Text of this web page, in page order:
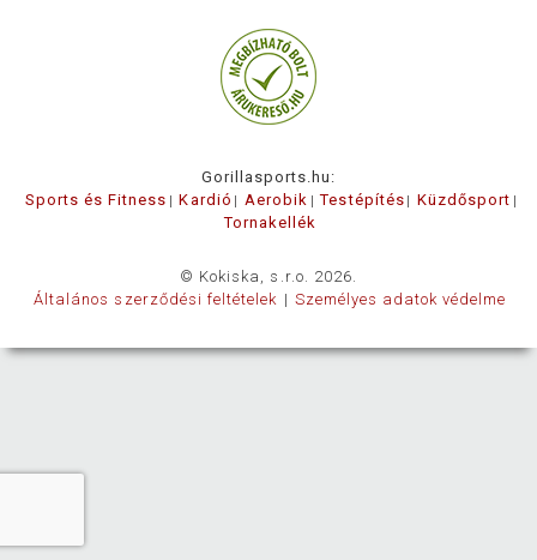
Gorillasports.hu:
Sports és Fitness
Kardió Aerobik Testépítés
Küzdősport
Tornakellék
© Kokiska, s.r.o. 2026.
Általános szerződési feltételek
Személyes adatok védelme